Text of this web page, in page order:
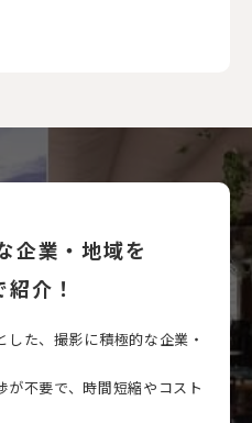
企業・地域を
紹介！
た、撮影に積極的な企業・
不要で、時間短縮やコスト